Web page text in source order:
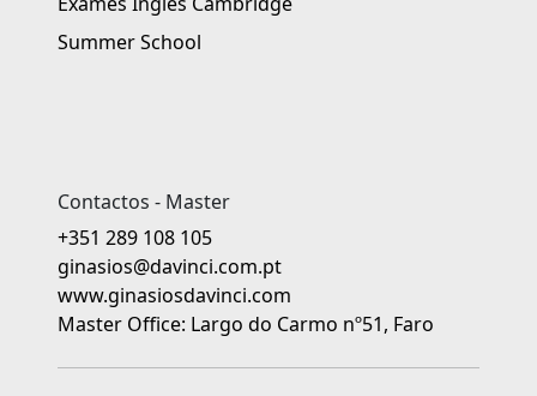
Summer School
Contactos - Master
+351 289 108 105
ginasios@davinci.com.pt
www.ginasiosdavinci.com
Master Office: Largo do Carmo nº51, Faro